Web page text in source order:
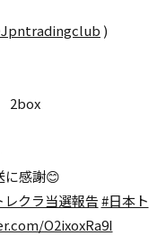
)
2box
に感謝😊
レクラ当選報告#日本ト
O2ixoxRa9I